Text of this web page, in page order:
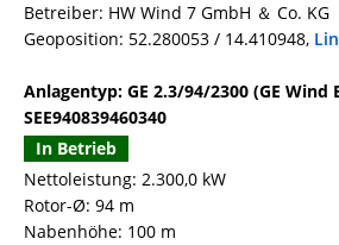
Betreiber: HW Wind 7 GmbH ＆ Co. KG
Geoposition: 52.280053 / 14.410948,
Anlagentyp: GE 2.3/94/2300 (GE Wind
SEE940839460340
In Betrieb
Nettoleistung: 2.300,0 kW
Rotor-Ø: 94 m
Nabenhöhe: 100 m